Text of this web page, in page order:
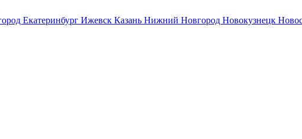
Екатеринбург Ижевск Казань Нижний Новгород Новокузнецк